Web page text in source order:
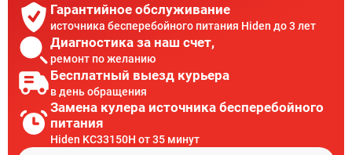
Гарантийное обслуживание
источника бесперебойного питания Hiden до 3 лет
Диагностика за наш счет,
ремонт по желанию
Бесплатный выезд курьера
в день обращения
Замена кулера источника бесперебойного
питания
Hiden KC33150H от 35 минут